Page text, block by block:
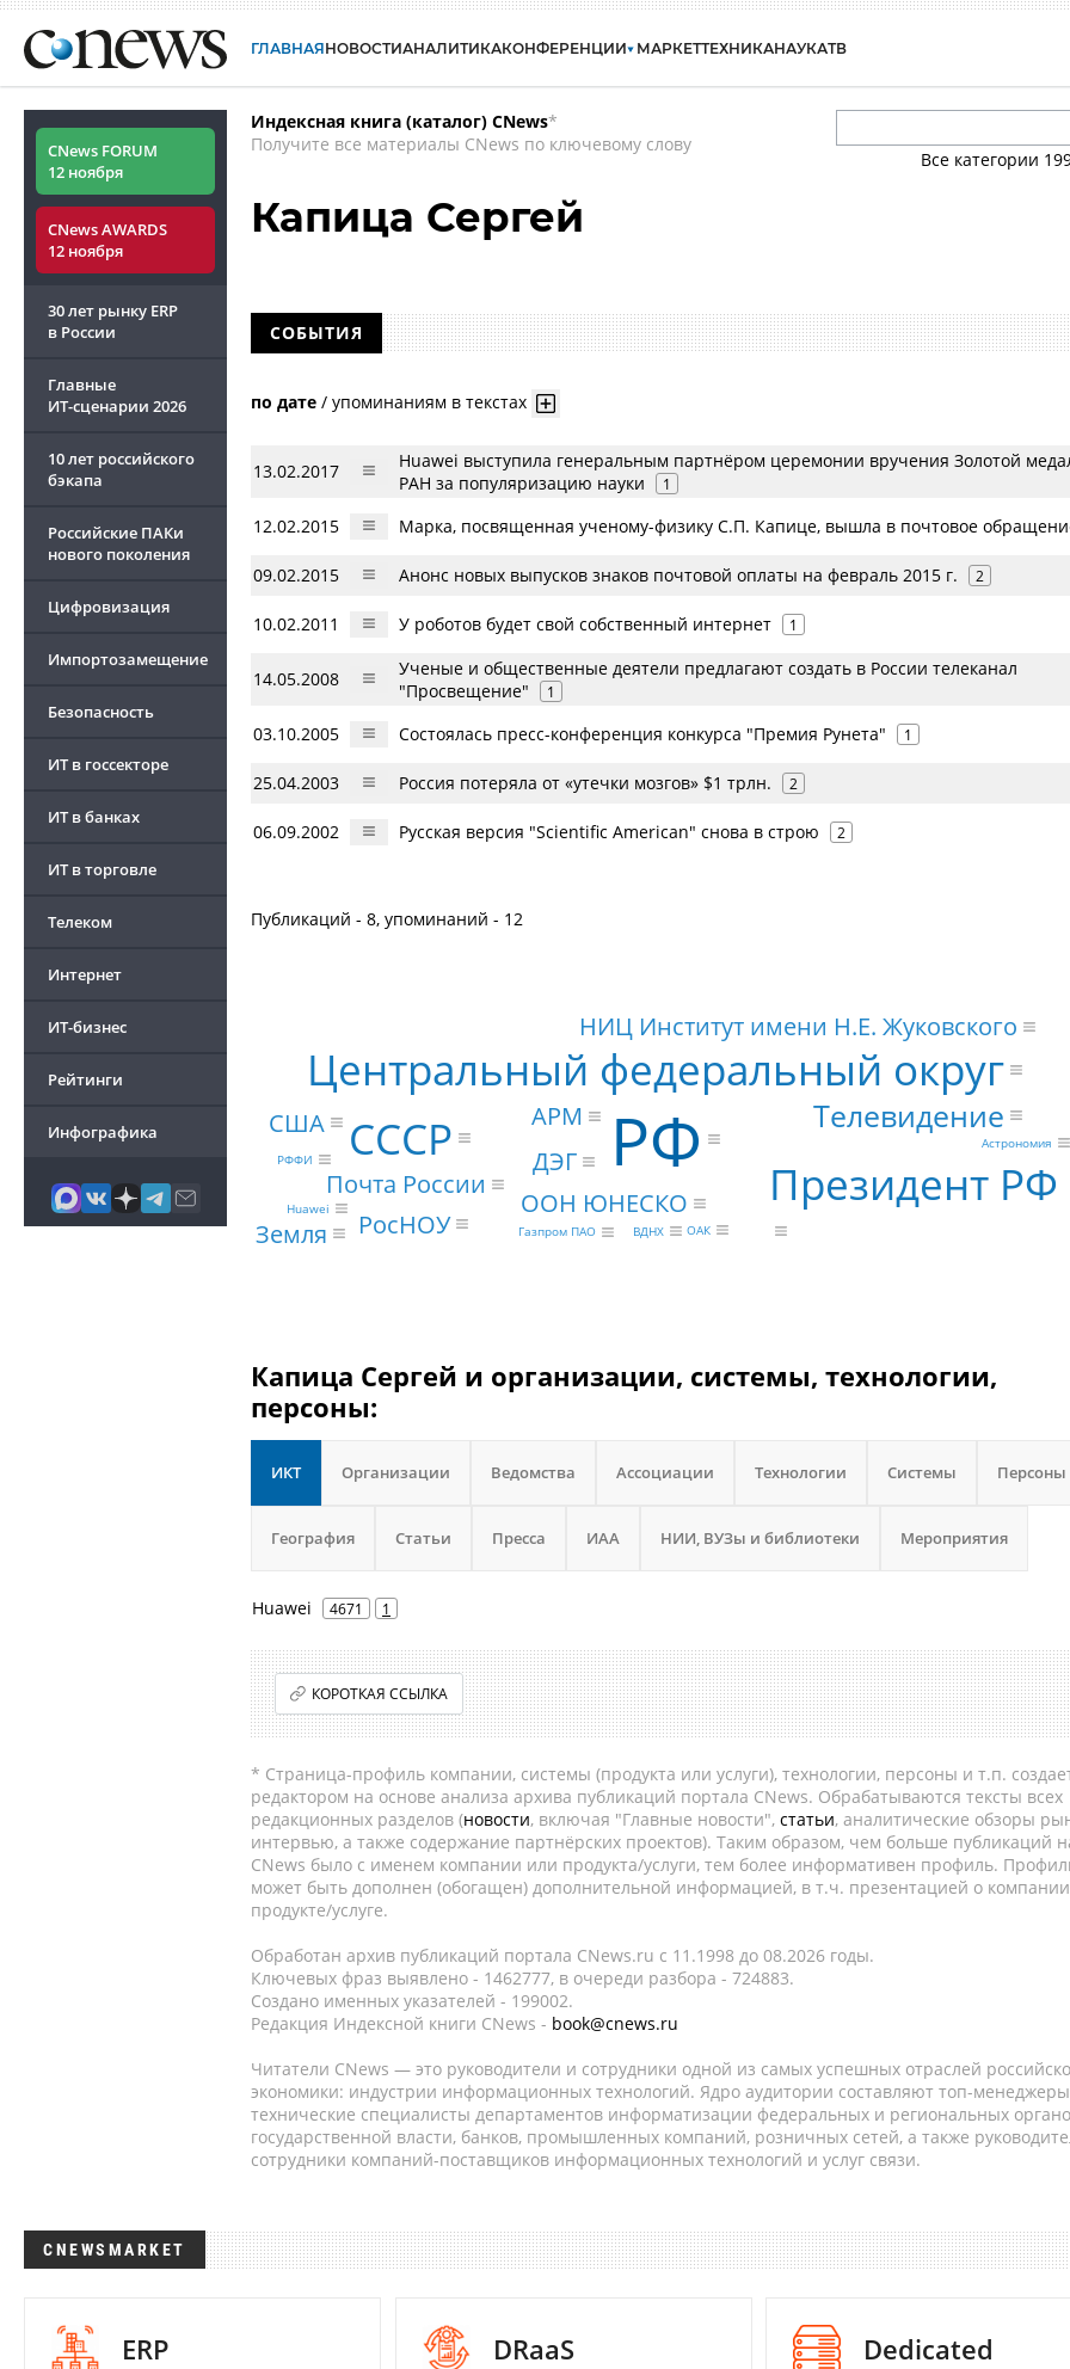
ГЛАВНАЯНОВОСТИАНАЛИТИКАКОНФЕРЕНЦИИ МАРКЕТТЕХНИКАНАУКАТВ
CNews FORUM
12 ноября
CNews AWARDS
12 ноября
30 лет рынку ERP
в России
Главные
ИТ-сценарии 2026
10 лет российского
бэкапа
Российские ПАКи
нового поколения
Цифровизация
Импортозамещение
Безопасность
ИТ в госсекторе
ИТ в банках
ИТ в торговле
Телеком
Интернет
ИТ-бизнес
Рейтинги
Инфографика
Индексная книга (каталог) CNews*
Получите все материалы CNews по ключевому слову
Все категории
Капица Сергей
СОБЫТИЯ
по дате / упоминаниям в текстах
13.02.2017
Huawei выступила генеральным партнёром церемонии вручения Золотой
РАН за популяризацию науки
1
12.02.2015 Марка, посвященная ученому-физику С.П. Капице, вышла в почтовое
09.02.2015 Анонс новых выпусков знаков почтовой оплаты на февраль 2015 г. 2
10.02.2011 У роботов будет свой собственный интернет 1
14.05.2008
Ученые и общественные деятели предлагают создать в России телеканал
"Просвещение"
1
03.10.2005 Состоялась пресс-конференция конкурса "Премия Рунета" 1
25.04.2003 Россия потеряла от «утечки мозгов» $1 трлн. 2
06.09.2002 Русская версия "Scientific American" снова в строю 2
Публикаций - 8, упоминаний - 12
РФ Президент РФ
Центральный федеральный округ
СССР
Телевидение
Почта России
ООН ЮНЕСКО
АРМ
ДЭГ
США
Земля РосНОУ
НИЦ Институт имени Н.Е. Жуковского
Huawei
Газпром ПАО
ВДНХ
РФФИ
Астрономия
ОАК
Капица Сергей и организации, системы, технологии,
персоны:
ИКТ Организации Ведомства Ассоциации Технологии Системы Персоны
География Статьи Пресса ИАА НИИ, ВУЗы и библиотеки Мероприятия
Huawei 4671 1
КОРОТКАЯ ССЫЛКА
* Страница-профиль компании, системы (продукта или услуги), технологии, персоны и т.п.
редактором на основе анализа архива публикаций портала CNews. Обрабатываются тексты всех
редакционных разделов (новости, включая "Главные новости", статьи, аналитические обзоры
интервью, а также содержание партнёрских проектов). Таким образом, чем больше публикаций
CNews было с именем компании или продукта/услуги, тем более информативен профиль.
может быть дополнен (обогащен) дополнительной информацией, в т.ч. презентацией о
продукте/услуге.
Обработан архив публикаций портала CNews.ru c 11.1998 до 08.2026 годы.
Ключевых фраз выявлено - 1462777, в очереди разбора - 724883.
Создано именных указателей - 199002.
Редакция Индексной книги CNews - book@cnews.ru
Читатели CNews — это руководители и сотрудники одной из самых успешных отраслей
экономики: индустрии информационных технологий. Ядро аудитории составляют топ-
технические специалисты департаментов информатизации федеральных и региональных
государственной власти, банков, промышленных компаний, розничных сетей, а также
сотрудники компаний-поставщиков информационных технологий и услуг связи.
CNEWSMARKET
ERP DRaaS Dedicated